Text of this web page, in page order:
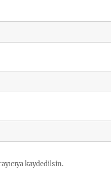
kaydedilsin.